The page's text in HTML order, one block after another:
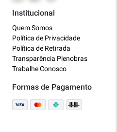
Institucional
Quem Somos
Política de Privacidade
Política de Retirada
Transparência Plenobras
Trabalhe Conosco
Formas de Pagamento
você
produtos